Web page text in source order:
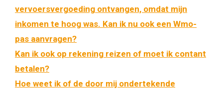
vervoersvergoeding ontvangen, omdat mijn
inkomen te hoog was. Kan ik nu ook een Wmo-
pas aanvragen?
Kan ik ook op rekening reizen of moet ik contant
betalen?
Hoe weet ik of de door mij ondertekende